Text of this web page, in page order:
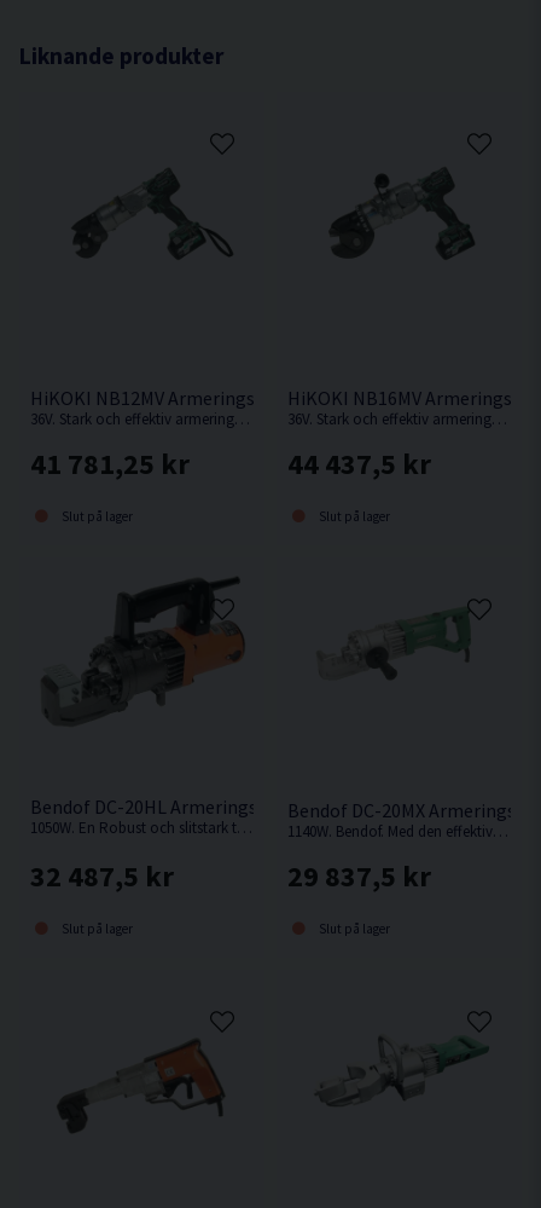
Vikt 22,0 kg
Liknande produkter
HiKOKI NB12MV Armeringsklipp 36V (2x2,5Ah)
36V. Stark och effektiv armeringsklipp med kolborstfri 36V motor.
41 781,25 kr
Slut på lager
HiKOKI NB16MV
36V. Stark och effektiv armeringsklipp med kolborstfri 36V motor.
44 437,5 kr
Slut på lager
Bendof DC-20HL Armeringsklipp (1050W)
1050W. En Robust och slitstark trotjänare. Klipper upp till 20mm. Armeringsklipp från Bendof.
32 487,5 kr
Slut på lager
Bendof DC-20MX
1140W. Bendof. Med den effektiva motorn på denna armeringsklipp, gör den sig starkast i sin klass.
29 837,5 kr
Slut på lager